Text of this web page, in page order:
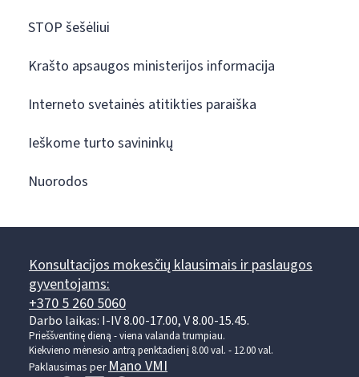
STOP šešėliui
Krašto apsaugos ministerijos informacija
Interneto svetainės atitikties paraiška
Ieškome turto savininkų
Nuorodos
Konsultacijos mokesčių klausimais ir paslaugos
gyventojams:
+370 5 260 5060
Darbo laikas: I-IV 8.00-17.00, V 8.00-15.45.
Prieššventinę dieną - viena valanda trumpiau.
Kiekvieno mėnesio antrą penktadienį 8.00 val. - 12.00 val.
Paklausimas per Mano VMI